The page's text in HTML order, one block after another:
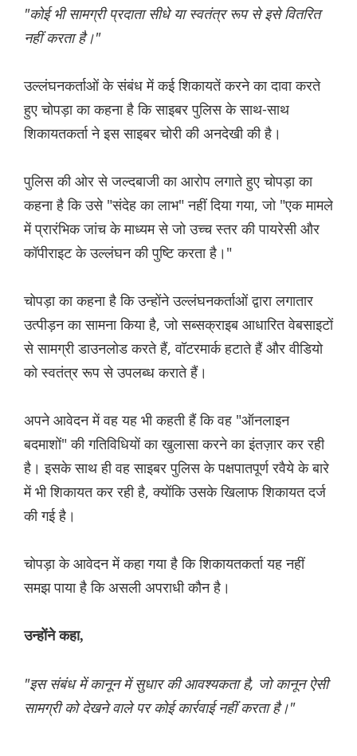
"कोई भी सामग्री प्रदाता सीधे या स्वतंत्र रूप से इसे वितरित
नहीं करता है।"
उल्लंघनकर्ताओं के संबंध में कई शिकायतें करने का दावा करते
हुए चोपड़ा का कहना है कि साइबर पुलिस के साथ-साथ
शिकायतकर्ता ने इस साइबर चोरी की अनदेखी की है।
पुलिस की ओर से जल्दबाजी का आरोप लगाते हुए चोपड़ा का
कहना है कि उसे "संदेह का लाभ" नहीं दिया गया, जो "एक मामले
में प्रारंभिक जांच के माध्यम से जो उच्च स्तर की पायरेसी और
कॉपीराइट के उल्लंघन की पुष्टि करता है।"
चोपड़ा का कहना है कि उन्होंने उल्लंघनकर्ताओं द्वारा लगातार
उत्पीड़न का सामना किया है, जो सब्सक्राइब आधारित वेबसाइटों
से सामग्री डाउनलोड करते हैं, वॉटरमार्क हटाते हैं और वीडियो
को स्वतंत्र रूप से उपलब्ध कराते हैं।
अपने आवेदन में वह यह भी कहती हैं कि वह "ऑनलाइन
बदमाशों" की गतिविधियों का खुलासा करने का इंतज़ार कर रही
है। इसके साथ ही वह साइबर पुलिस के पक्षपातपूर्ण रवैये के बारे
में भी शिकायत कर रही है, क्योंकि उसके खिलाफ शिकायत दर्ज
की गई है।
चोपड़ा के आवेदन में कहा गया है कि शिकायतकर्ता यह नहीं
समझ पाया है कि असली अपराधी कौन है।
उन्होंने कहा,
"इस संबंध में कानून में सुधार की आवश्यकता है, जो कानून ऐसी
सामग्री को देखने वाले पर कोई कार्रवाई नहीं करता है।"